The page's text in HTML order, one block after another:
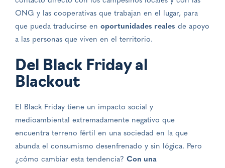
ONG y las cooperativas que trabajan en el lugar, para
que pueda traducirse en oportunidades reales de apoyo
a las personas que viven en el territorio.
Del Black Friday al
Blackout
El Black Friday tiene un impacto social y
medioambiental extremadamente negativo que
encuentra terreno fértil en una sociedad en la que
abunda el consumismo desenfrenado y sin lógica. Pero
¿cómo cambiar esta tendencia? Con una